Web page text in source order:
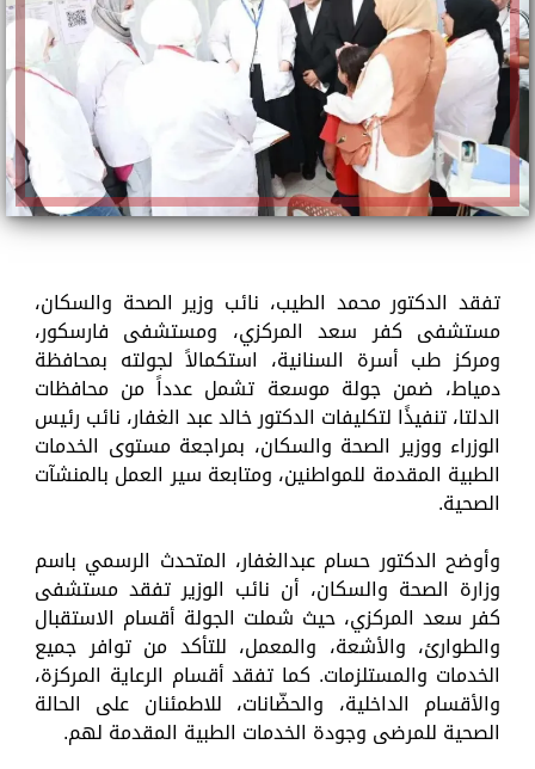
تفقد الدكتور محمد الطيب، نائب وزير الصحة والسكان،
مستشفى كفر سعد المركزي، ومستشفى فارسكور،
ومركز طب أسرة السنانية، استكمالاً لجولته بمحافظة
دمياط، ضمن جولة موسعة تشمل عدداً من محافظات
الدلتا، تنفيذًا لتكليفات الدكتور خالد عبد الغفار، نائب رئيس
الوزراء ووزير الصحة والسكان، بمراجعة مستوى الخدمات
الطبية المقدمة للمواطنين، ومتابعة سير العمل بالمنشآت
الصحية.
وأوضح الدكتور حسام عبدالغفار، المتحدث الرسمي باسم
وزارة الصحة والسكان، أن نائب الوزير تفقد مستشفى
كفر سعد المركزي، حيث شملت الجولة أقسام الاستقبال
والطوارئ، والأشعة، والمعمل، للتأكد من توافر جميع
الخدمات والمستلزمات. كما تفقد أقسام الرعاية المركزة،
والأقسام الداخلية، والحضّانات، للاطمئنان على الحالة
الصحية للمرضى وجودة الخدمات الطبية المقدمة لهم.